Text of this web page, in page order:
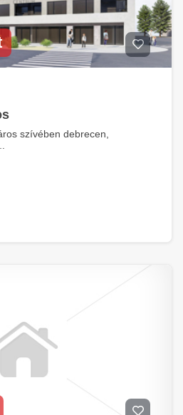
szívében debrecen,